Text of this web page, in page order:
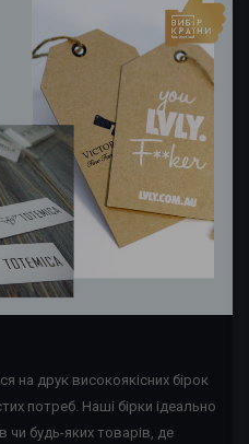
на друк високоякісних бірок
потреб. Наші бірки ідеально
чи будь-яких товарів, де